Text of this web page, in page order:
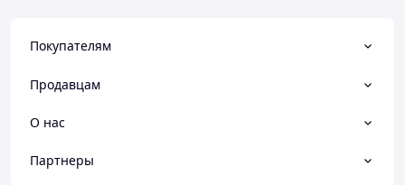
Покупателям
Продавцам
О нас
Партнеры